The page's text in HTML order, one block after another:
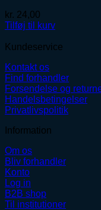
kr. 24,00
Tilføj til kurv
Kundeservice
Kontakt os
Find forhandler
Forsendelse og
Handelsbetingelser
Privatlivspolitik
Information
Om os
Bliv forhandler
Konto
Log in
B2B shop
Til institutioner